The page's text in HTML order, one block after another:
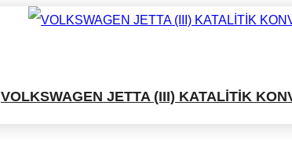
VOLKSWAGEN JETTA (III) KATALİTİK